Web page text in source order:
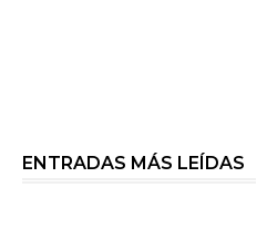
ENTRADAS MÁS LEÍDAS